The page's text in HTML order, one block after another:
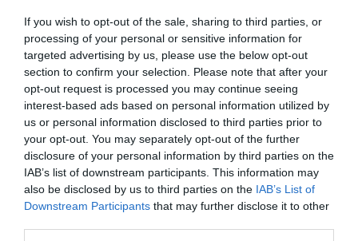
If you wish to opt-out of the sale, sharing to third parties, or
processing of your personal or sensitive information for
targeted advertising by us, please use the below opt-out
section to confirm your selection. Please note that after your
opt-out request is processed you may continue seeing
interest-based ads based on personal information utilized by
us or personal information disclosed to third parties prior to
your opt-out. You may separately opt-out of the further
disclosure of your personal information by third parties on the
IAB’s list of downstream participants. This information may
also be disclosed by us to third parties on the IAB’s List of
Downstream Participants that may further disclose it to other
Winston Churchill
Margaret Thatcher
Ha érdekelnek további kvízek,
megtalálod őket. Illetve
csatlakozhatsz a
facebook csoportunkhoz is.
Hirdetés